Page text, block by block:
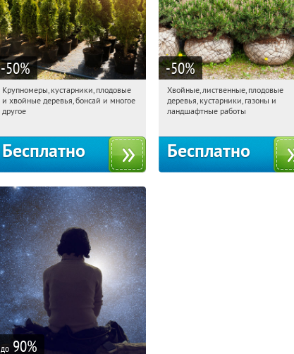
-50%
15:27:40 Получили:28
Москва, Рябиновая улица, 17
Крупномеры, кустарники, плодовые
и хвойные деревья, бонсай и многое
другое
Бесплатно
-50%
15:27:40 Получили:
Павелецкая
Угрешская
Хвойные, лиственные, плодовые
деревья, кустарники, газоны и
ландшафтные работы
Бесплатно
до 90%